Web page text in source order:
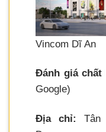
Vincom Dĩ An
Đánh giá chất
Google)
Địa chỉ:
Tân